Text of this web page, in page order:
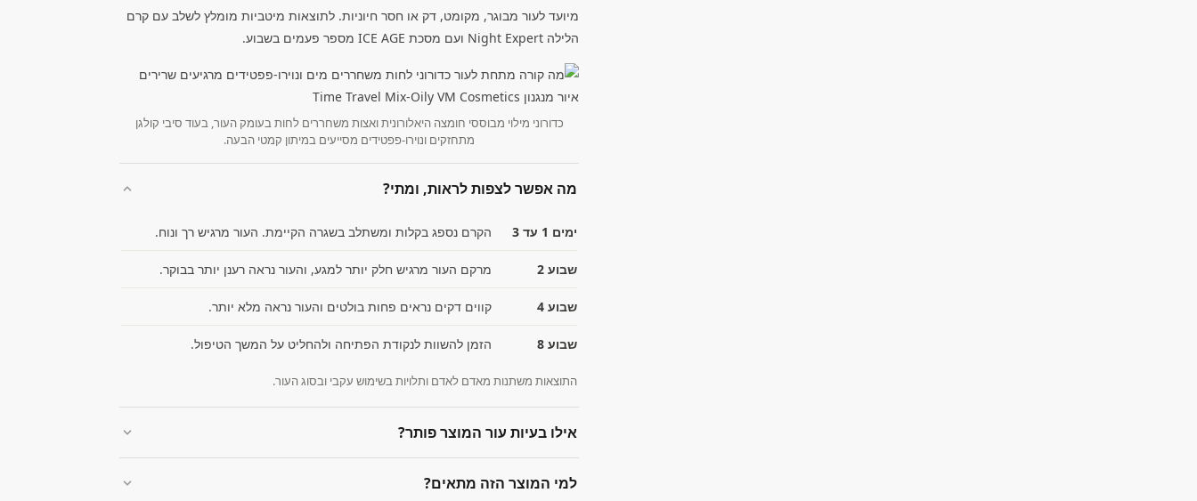
מיועד לעור מבוגר, מקומט, דק או חסר חיוניות. לתוצאות מיטביות מומלץ לשלב עם קרם
הלילה Night Expert ועם מסכת ICE AGE מספר פעמים בשבוע.
כדורוני מילוי מבוססי חומצה היאלורונית ואצות משחררים לחות בעומק העור, בעוד סיבי קולגן
מתחזקים ונוירו-פפטידים מסייעים במיתון קמטי הבעה.
מה אפשר לצפות לראות, ומתי?
ימים 1 עד 3 הקרם נספג בקלות ומשתלב בשגרה הקיימת. העור מרגיש רך ונוח.
שבוע 2 מרקם העור מרגיש חלק יותר למגע, והעור נראה רענן יותר בבוקר.
שבוע 4 קווים דקים נראים פחות בולטים והעור נראה מלא יותר.
שבוע 8 הזמן להשוות לנקודת הפתיחה ולהחליט על המשך הטיפול.
התוצאות משתנות מאדם לאדם ותלויות בשימוש עקבי ובסוג העור.
אילו בעיות עור המוצר פותר?
למי המוצר הזה מתאים?